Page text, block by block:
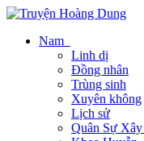
Nam
Linh dị
Đồng nhân
Trùng sinh
Xuyên không
Lịch sử
Quân Sự